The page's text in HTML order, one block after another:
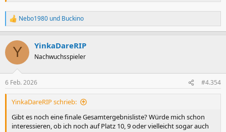
R
e
k
i
e
n
Nebo1980 und Buckino
Y YinkaDareRIP
Nachwuchsspieler
6 Feb. 2026 #4.354
YinkaDareRIP schrieb:
Gibt es noch eine finale Gesamtergebnisliste? Würde mich schon
interessieren, ob ich noch auf Platz 10, 9 oder vielleicht sogar auch